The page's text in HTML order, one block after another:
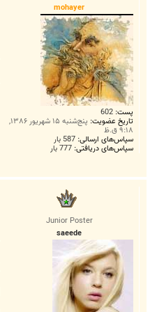
mohayer
پست: 602
تاریخ عضویت: پنج‌شنبه ۱۵ شهریور ۱۳۸۶,
۹:۱۸ ق.ظ
سپاس‌های ارسالی: 587 بار
سپاس‌های دریافتی: 777 بار
Junior Poster
saeede